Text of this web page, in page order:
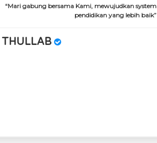
“Mari gabung bersama Kami, mewujudkan system
pendidikan yang lebih baik”
THULLAB